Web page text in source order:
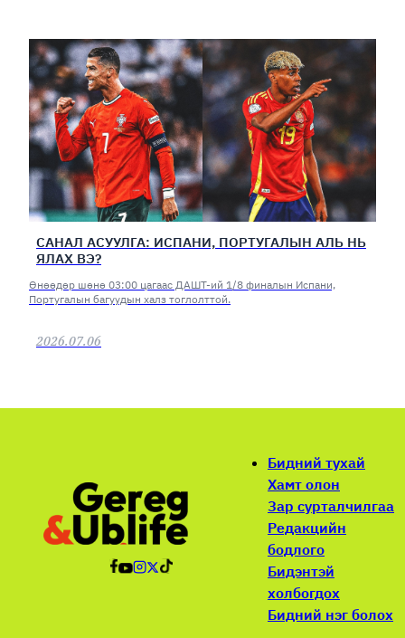
САНАЛ АСУУЛГА: ИСПАНИ, ПОРТУГАЛЫН АЛЬ НЬ
ЯЛАХ ВЭ?
Өнөөдөр шөнө 03:00 цагаас ДАШТ-ий 1/8 финалын Испани,
Португалын багуудын халз тоглолттой.
2026.07.06
Бидний тухай
Хамт олон
Зар сурталчилгаа
Редакцийн
бодлого
Бидэнтэй
холбогдох
Бидний нэг болох